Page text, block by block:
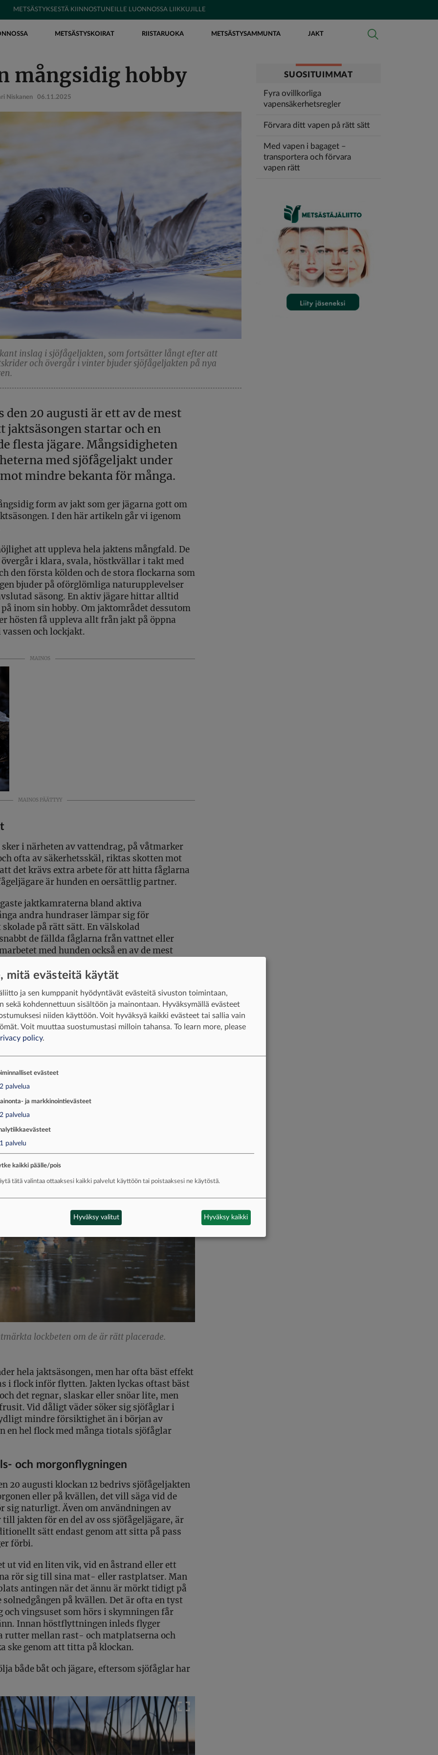
METSÄSTYKSESTÄ KIINNOSTUNEILLE LUONNOSSA LIIKKUJILLE
METSÄSTYSKOIRAT RIISTARUOKA METSÄSTYSAMMUNTA JAKT
mångsidig hobby
Niskanen 06.11.2025
inslag i sjöfågeljakten, som fortsätter långt efter att
och övergår i vinter bjuder sjöfågeljakten på nya
20 augusti är ett av de mest
jaktsäsongen startar och en
flesta jägare. Mångsidigheten
med sjöfågeljakt under
mindre bekanta för många.
form av jakt som ger jägarna gott om
I den här artikeln går vi igenom
att uppleva hela jaktens mångfald. De
i klara, svala, höstkvällar i takt med
den första kölden och de stora flockarna som
bjuder på oförglömliga naturupplevelser
säsong. En aktiv jägare hittar alltid
inom sin hobby. Om jaktområdet dessutom
hösten få uppleva allt från jakt på öppna
och lockjakt.
MAINOS
MAINOS PÄÄTTYY
i närheten av vattendrag, på våtmarker
ofta av säkerhetsskäl, riktas skotten mot
det krävs extra arbete för att hitta fåglarna
är hunden en oersättlig partner.
jaktkamraterna bland aktiva
andra hundraser lämpar sig för
på rätt sätt. En välskolad
de fällda fåglarna från vattnet eller
med hunden också en av de mest
och bulvaner, i kombination med korrekt
för sjöfåglarna en illusion om artfränder
När lockfåglarna placeras på rätt
placering, och om man ser till att
förbiflygande sjöfåglar att svänga mot
arttypiska läten, såsom gräsandens
En lyckad lockjakt upplevs av många
den kräver både rätt tajmning, rätt rytm
tekniken. Få lockpipor fungerar rätt om
visselpipa.
lockbeten om de är rätt placerade.
hela jaktsäsongen, men har ofta bäst effekt
i flock inför flytten. Jakten lyckas oftast bäst
det regnar, slaskar eller snöar lite, men
Vid dåligt väder söker sig sjöfåglar i
mindre försiktighet än i början av
en hel flock med många tiotals sjöfåglar
och morgonflygningen
20 augusti klockan 12 bedrivs sjöfågeljakten
eller på kvällen, det vill säga vid de
sig naturligt. Även om användningen av
jakten för en del av oss sjöfågeljägare, är
sätt endast genom att sitta på pass
förbi.
ut vid en liten vik, vid en åstrand eller ett
rör sig till sina mat- eller rastplatser. Man
antingen när det ännu är mörkt tidigt på
på kvällen. Det är ofta en tyst
vingsuset som hörs i skymningen får
Innan höstflyttningen inleds flyger
rutter mellan rast- och matplatserna och
ske genom att titta på klockan.
både båt och jägare, eftersom sjöfåglar har
SUOSITUIMMAT
Fyra ovillkorliga
vapensäkerhetsregler
Förvara ditt vapen på rätt sätt
Med vapen i bagaget –
transportera och förvara
vapen rätt
mitä evästeitä käytät
ja sen kumppanit hyödyntävät evästeitä sivuston toimintaan,
sekä kohdennettuun sisältöön ja mainontaan. Hyväksymällä evästeet
niiden käyttöön. Voit hyväksyä kaikki evästeet tai sallia vain
Voit muuttaa suostumustasi milloin tahansa. To learn more, please
policy.
evästeet
2 palvelua
ja markkinointievästeet
2 palvelua
1 palvelu
kaikki päälle/pois
tätä valintaa ottaaksesi kaikki palvelut käyttöön tai poistaaksesi ne käytöstä.
Hyväksy valitut Hyväksy kaikki